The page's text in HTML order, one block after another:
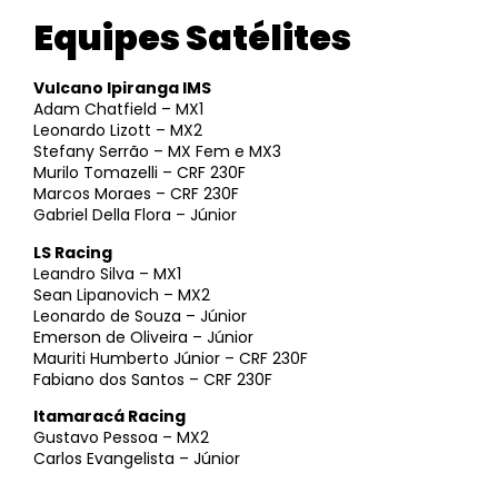
Equipes Satélites
Vulcano Ipiranga IMS
Adam Chatfield – MX1
Leonardo Lizott – MX2
Stefany Serrão – MX Fem e MX3
Murilo Tomazelli – CRF 230F
Marcos Moraes – CRF 230F
Gabriel Della Flora – Júnior
LS Racing
Leandro Silva – MX1
Sean Lipanovich – MX2
Leonardo de Souza – Júnior
Emerson de Oliveira – Júnior
Mauriti Humberto Júnior – CRF 230F
Fabiano dos Santos – CRF 230F
Itamaracá Racing
Gustavo Pessoa – MX2
Carlos Evangelista – Júnior